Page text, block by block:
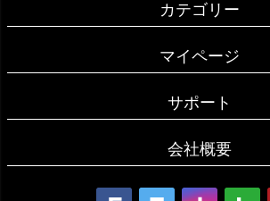
カテゴリー
マイページ
サポート
会社概要